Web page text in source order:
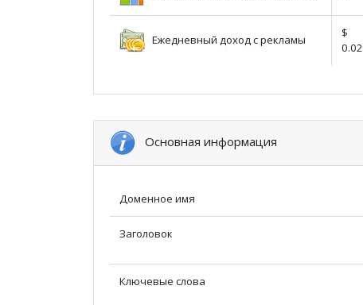
Ежедневный доход с рекламы
$
0.02
Основная информация
Доменное имя
Заголовок
Ключевые слова